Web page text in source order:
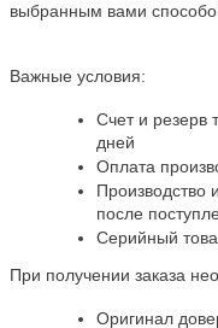
выбранным вами
Важные условия:
Счет и резерв
дней
Оплата
Производство
после
Серийный
При получении заказа
Оригинал